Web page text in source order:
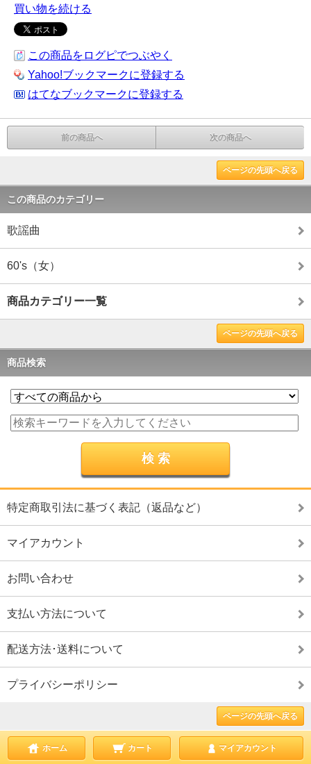
買い物を続ける
この商品をログピでつぶやく
Yahoo!ブックマークに登録する
はてなブックマークに登録する
前の商品へ 次の商品へ
ページの先頭へ戻る
この商品のカテゴリー
歌謡曲
60's（女）
商品カテゴリー一覧
ページの先頭へ戻る
商品検索
特定商取引法に基づく表記（返品など）
マイアカウント
お問い合わせ
支払い方法について
配送方法･送料について
プライバシーポリシー
ページの先頭へ戻る
ホーム カート マイアカウント